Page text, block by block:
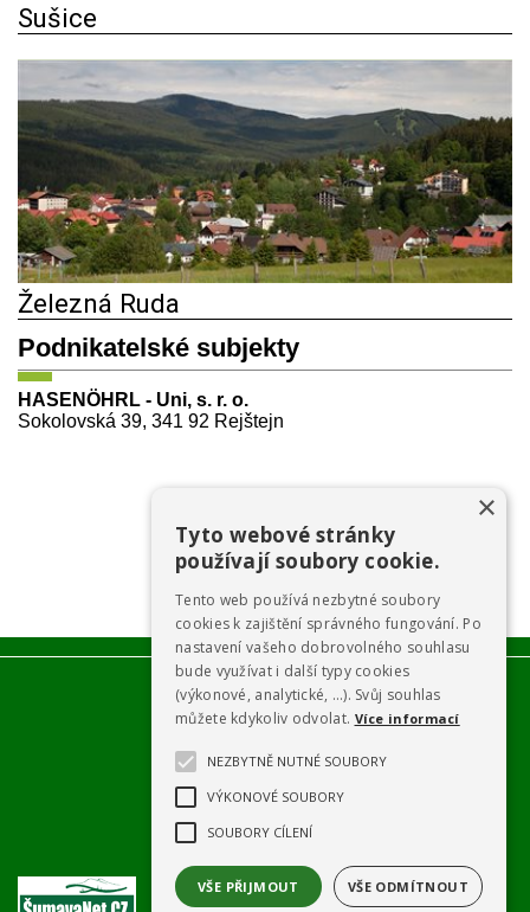
Sušice
Železná Ruda
Podnikatelské subjekty
HASENÖHRL - Uni, s. r. o.
Sokolovská 39, 341 92 Rejštejn
×
Tyto webové stránky
používají soubory cookie.
Tento web používá nezbytné soubory
cookies k zajištění správného fungování. Po
nastavení vašeho dobrovolného souhlasu
bude využívat i další typy cookies
(výkonové, analytické, …). Svůj souhlas
můžete kdykoliv odvolat. Více informací
NEZBYTNĚ NUTNÉ SOUBORY
VÝKONOVÉ SOUBORY
SOUBORY CÍLENÍ
VŠE PŘIJMOUT VŠE ODMÍTNOUT